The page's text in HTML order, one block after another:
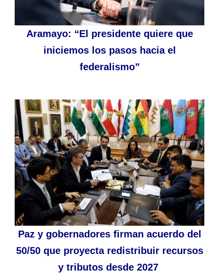
Aramayo: “El presidente quiere que
iniciemos los pasos hacia el
federalismo”
Paz y gobernadores firman acuerdo del
50/50 que proyecta redistribuir recursos
y tributos desde 2027